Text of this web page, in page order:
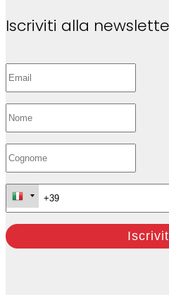
Iscriviti alla